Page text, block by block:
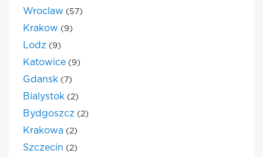
Wroclaw (57)
Krakow (9)
Lodz (9)
Katowice (9)
Gdansk (7)
Bialystok (2)
Bydgoszcz (2)
Krakowa (2)
Szczecin (2)